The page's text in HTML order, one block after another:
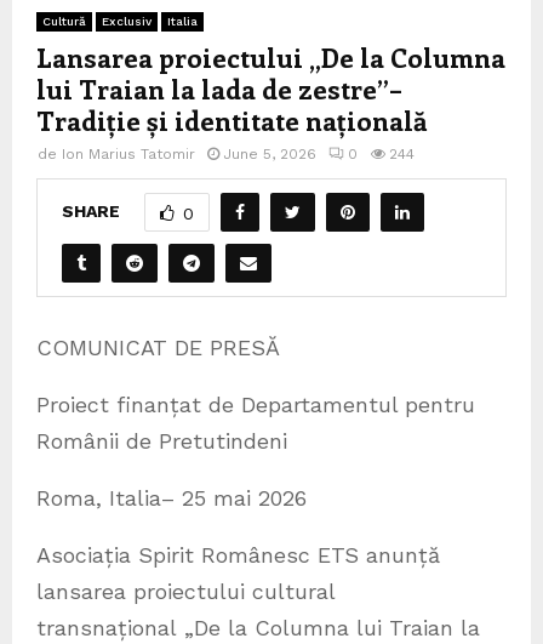
Cultură Exclusiv Italia
Lansarea proiectului „De la Columna
lui Traian la lada de zestre”–
Tradiție și identitate națională
de Ion Marius Tatomir June 5, 2026 0 244
SHARE 0
COMUNICAT DE PRESĂ
Proiect finanțat de Departamentul pentru
Românii de Pretutindeni
Roma, Italia– 25 mai 2026
Asociația Spirit Românesc ETS anunță
lansarea proiectului cultural
transnațional „De la Columna lui Traian la